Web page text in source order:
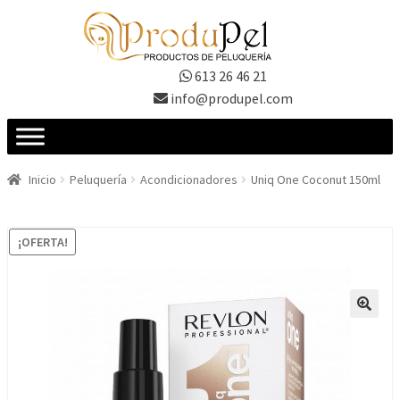
613 26 46 21
info@produpel.com
Inicio Peluquería Acondicionadores Uniq One Coconut 150ml
¡OFERTA!